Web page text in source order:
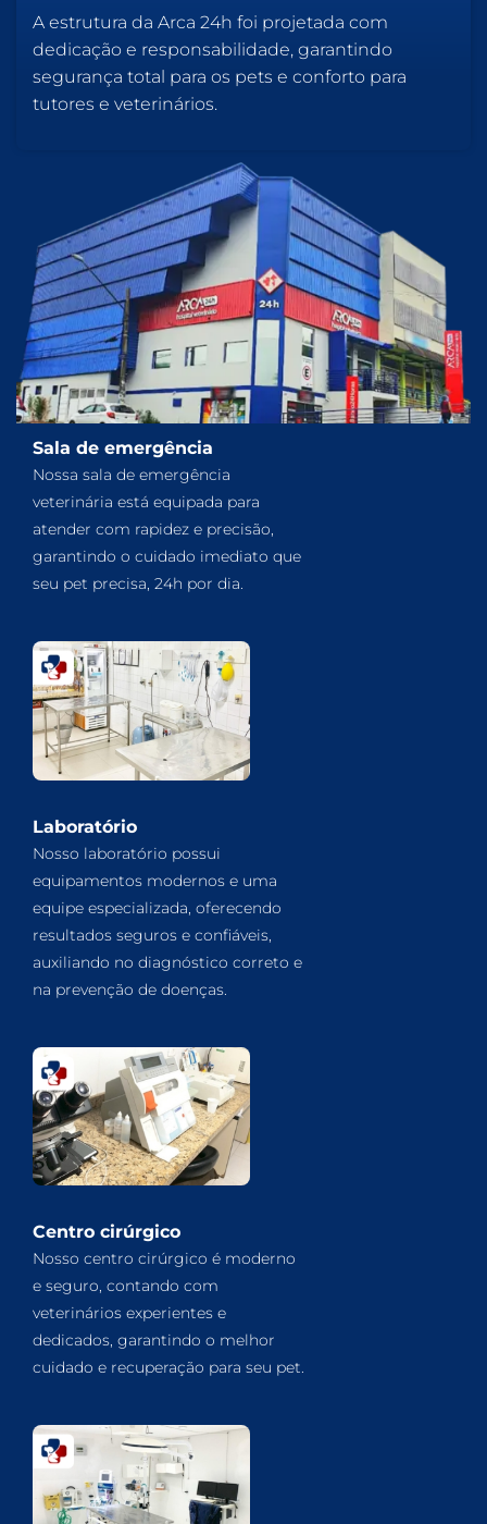
A estrutura da Arca 24h foi projetada com
dedicação e responsabilidade, garantindo
segurança total para os pets e conforto para
tutores e veterinários.
Sala de emergência
Nossa sala de emergência
veterinária está equipada para
atender com rapidez e precisão,
garantindo o cuidado imediato que
seu pet precisa, 24h por dia.
Laboratório
Nosso laboratório possui
equipamentos modernos e uma
equipe especializada, oferecendo
resultados seguros e confiáveis,
auxiliando no diagnóstico correto e
na prevenção de doenças.
Centro cirúrgico
Nosso centro cirúrgico é moderno
e seguro, contando com
veterinários experientes e
dedicados, garantindo o melhor
cuidado e recuperação para seu pet.